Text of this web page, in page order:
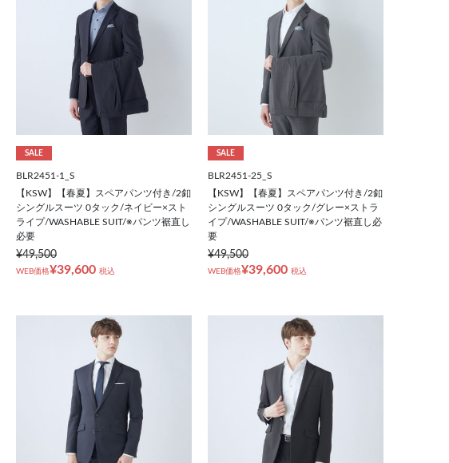
SALE
BLR2451-1_S
【KSW】【春夏】スペアパンツ付き/2釦
シングルスーツ 0タック/ネイビー×スト
ライプ/WASHABLE SUIT/※パンツ裾直し
必要
¥49,500
WEB価格¥39,600 税込
SALE
BLR2451-25_S
【KSW】【春夏】スペアパンツ付き/2釦
シングルスーツ 0タック/グレー×ストラ
イプ/WASHABLE SUIT/※パンツ裾直し必
要
¥49,500
WEB価格¥39,600 税込